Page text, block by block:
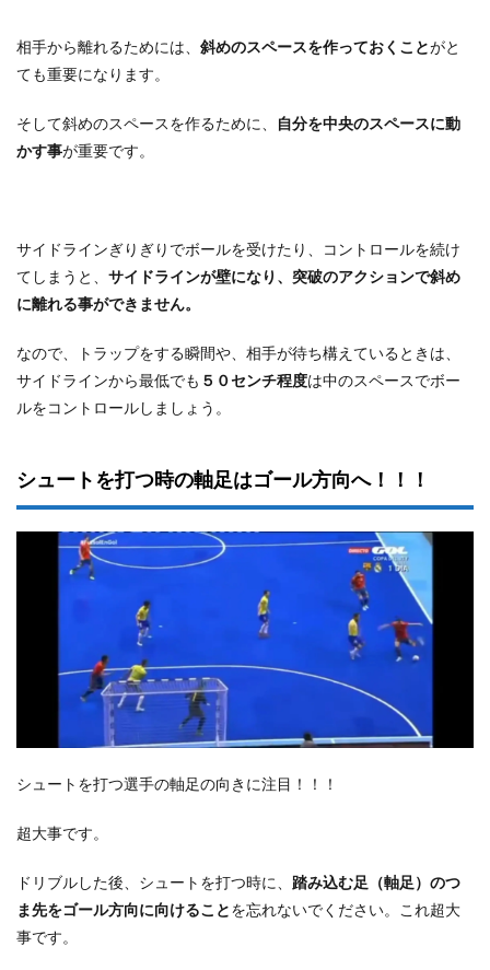
相手から離れるためには、 斜めのスペースを作っておくことがと
ても重要になります。
そして斜めのスペースを作るために、
自分を中央のスペースに動
かす事が重要です。
サイドラインぎりぎりでボールを受けたり、コントロールを続け
てしまうと、 サイドラインが壁になり、突破のアクションで斜め
に離れる事ができません。
なので、トラップをする瞬間や、相手が待ち構えているときは、
サイドラインから最低でも ５０センチ程度は中のスペースでボー
ルをコントロールしましょう。
シュートを打つ時の軸足はゴール方向へ！！！
シュートを打つ選手の軸足の向きに注目！！！
超大事です。
ドリブルした後、シュートを打つ時に、 踏み込む足（軸足）のつ
ま先をゴール方向に向けることを忘れないでください。これ超大
事です。